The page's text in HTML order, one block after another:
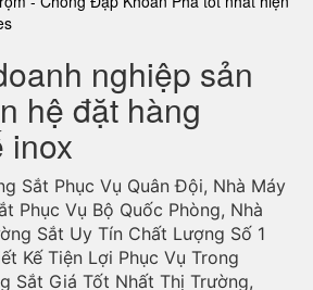
nghiệp sản
hệ đặt hàng
inox
Sắt Phục Vụ Quân Đội, Nhà Máy
Phục Vụ Bộ Quốc Phòng, Nhà
Sắt Uy Tín Chất Lượng Số 1
Kế Tiện Lợi Phục Vụ Trong
Sắt Giá Tốt Nhất Thị Trường,